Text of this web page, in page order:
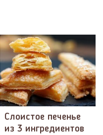
Слоистое печенье
из 3 ингредиентов